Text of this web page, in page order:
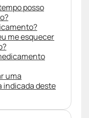
posso
me esquecer
uma
indicada deste